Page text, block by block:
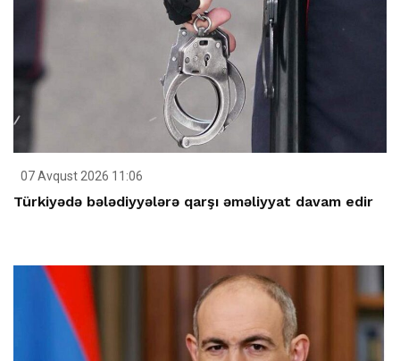
07 Avqust 2026 11:06
Türkiyədə bələdiyyələrə qarşı əməliyyat davam edir